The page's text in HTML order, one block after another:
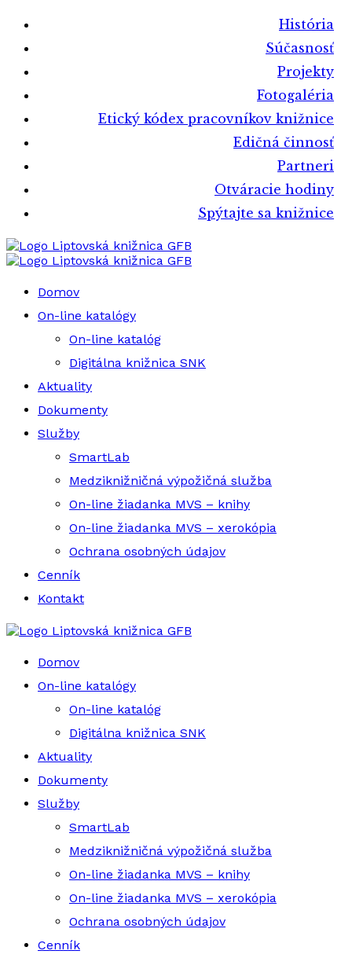
História
Súčasnosť
Projekty
Fotogaléria
Etický kódex pracovníkov knižnice
Edičná činnosť
Partneri
Otváracie hodiny
Spýtajte sa knižnice
Liptovská knižnica GFB
Liptovská knižnica GFB
Domov
On-line katalógy
On-line katalóg
Digitálna knižnica SNK
Aktuality
Dokumenty
Služby
SmartLab
Medziknižničná výpožičná služba
On-line žiadanka MVS – knihy
On-line žiadanka MVS – xerokópia
Ochrana osobných údajov
Cenník
Kontakt
Liptovská knižnica GFB
Domov
On-line katalógy
On-line katalóg
Digitálna knižnica SNK
Aktuality
Dokumenty
Služby
SmartLab
Medziknižničná výpožičná služba
On-line žiadanka MVS – knihy
On-line žiadanka MVS – xerokópia
Ochrana osobných údajov
Cenník